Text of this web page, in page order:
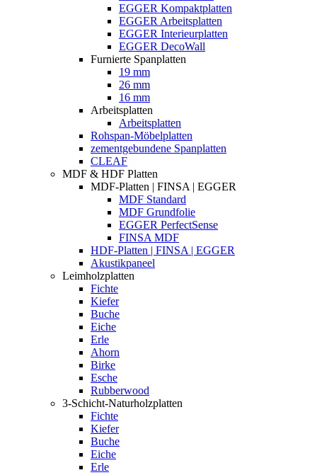
EGGER Kompaktplatten
EGGER Arbeitsplatten
EGGER Interieurplatten
EGGER DecoWall
Furnierte Spanplatten
19 mm
26 mm
16 mm
Arbeitsplatten
Arbeitsplatten
Rohspan-Möbelplatten
zementgebundene Spanplatten
CLEAF
MDF & HDF Platten
MDF-Platten | FINSA | EGGER
MDF Standard
MDF Grundfolie
EGGER PerfectSense
FINSA MDF
HDF-Platten | FINSA | EGGER
Akustikpaneel
Leimholzplatten
Fichte
Kiefer
Buche
Eiche
Erle
Ahorn
Birke
Esche
Rubberwood
3-Schicht-Naturholzplatten
Fichte
Kiefer
Buche
Eiche
Erle